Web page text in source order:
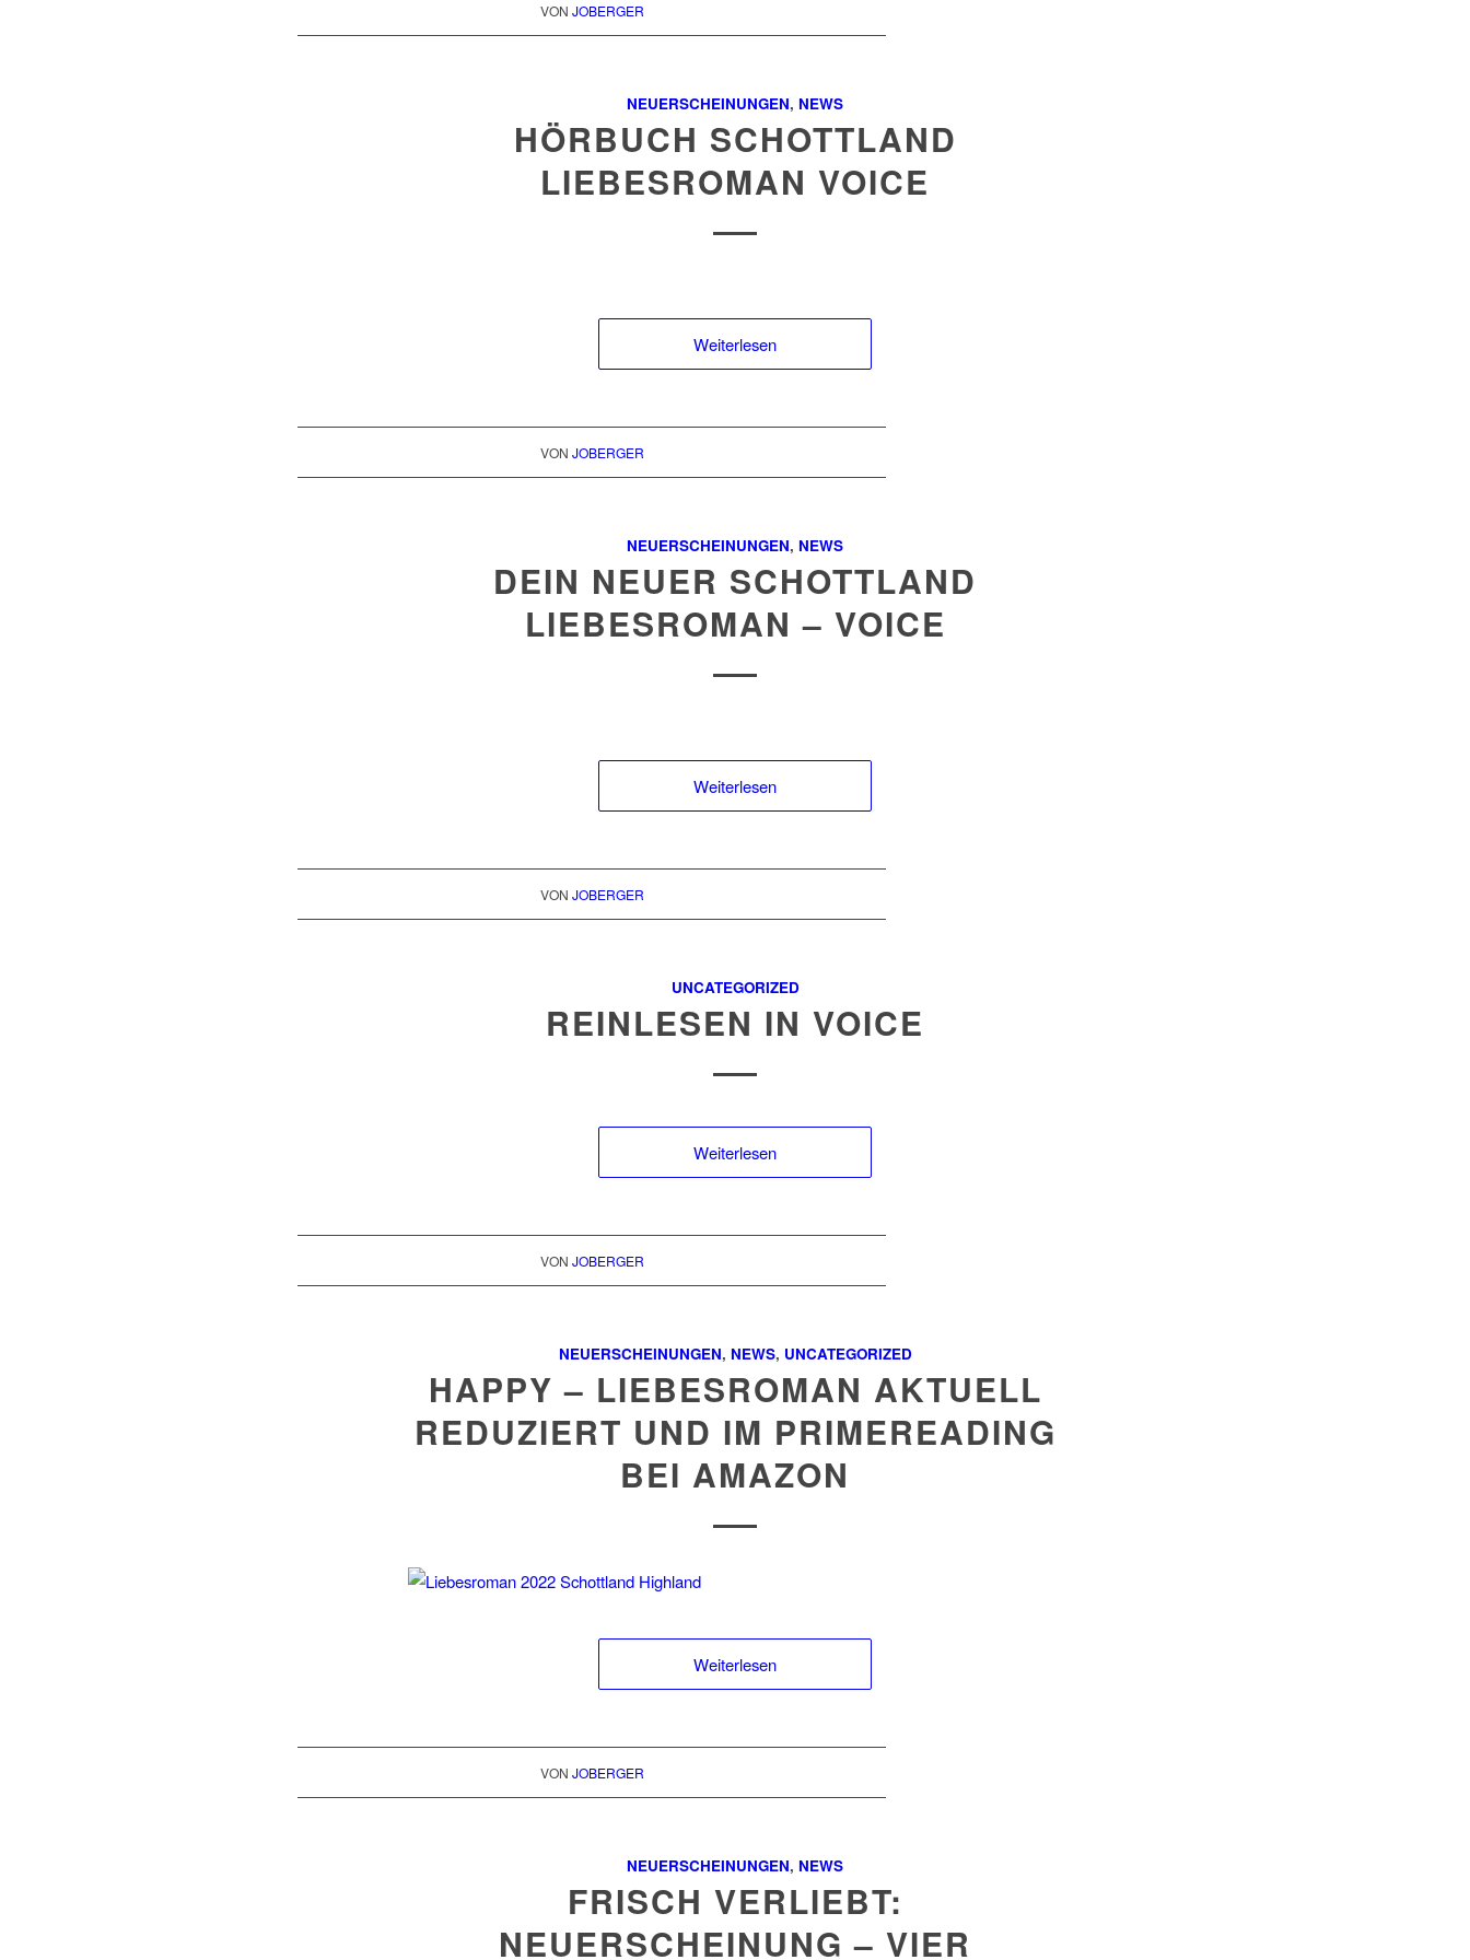
VON JOBERGER
NEUERSCHEINUNGEN, NEWS
HÖRBUCH SCHOTTLAND
LIEBESROMAN VOICE
Weiterlesen
VON JOBERGER
NEUERSCHEINUNGEN, NEWS
DEIN NEUER SCHOTTLAND
LIEBESROMAN – VOICE
Weiterlesen
VON JOBERGER
UNCATEGORIZED
REINLESEN IN VOICE
Weiterlesen
VON JOBERGER
NEUERSCHEINUNGEN, NEWS, UNCATEGORIZED
HAPPY – LIEBESROMAN AKTUELL
REDUZIERT UND IM PRIMEREADING
BEI AMAZON
Weiterlesen
VON JOBERGER
NEUERSCHEINUNGEN, NEWS
FRISCH VERLIEBT:
NEUERSCHEINUNG – VIER